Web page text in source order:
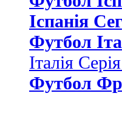
Іспанія
Футбол
Італія
Футбол